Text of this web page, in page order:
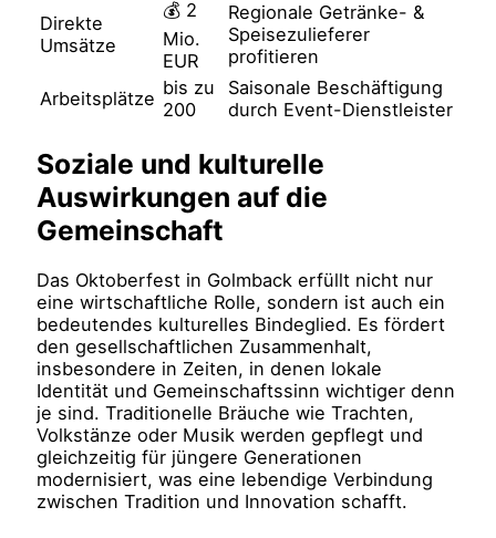
Direkte
Umsätze
💰 2
Mio.
EUR
Regionale Getränke- &
Speisezulieferer
profitieren
Arbeitsplätze bis zu
200
Saisonale Beschäftigung
durch Event-Dienstleister
Soziale und kulturelle
Auswirkungen auf die
Gemeinschaft
Das Oktoberfest in Golmback erfüllt nicht nur
eine wirtschaftliche Rolle, sondern ist auch ein
bedeutendes kulturelles Bindeglied. Es fördert
den gesellschaftlichen Zusammenhalt,
insbesondere in Zeiten, in denen lokale
Identität und Gemeinschaftssinn wichtiger denn
je sind. Traditionelle Bräuche wie Trachten,
Volkstänze oder Musik werden gepflegt und
gleichzeitig für jüngere Generationen
modernisiert, was eine lebendige Verbindung
zwischen Tradition und Innovation schafft.